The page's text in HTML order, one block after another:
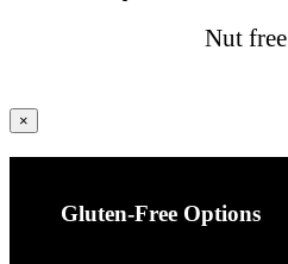
Nut free
Fermer
la
vue
produit
×
Gluten-Free Options